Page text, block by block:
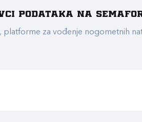
podataka na
za vođenje nogometnih